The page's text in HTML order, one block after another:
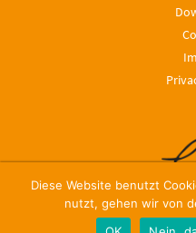
Diese Website benutzt
nutzt, gehen wir von